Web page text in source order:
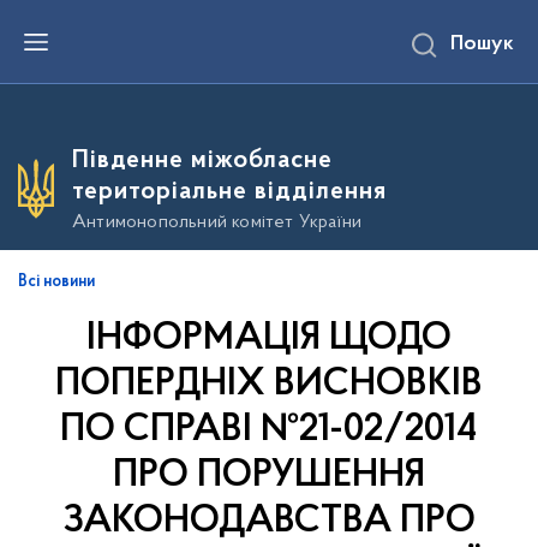
е
о
о
в
Пошук
Південне міжобласне
територіальне відділення
Антимонопольний комітет України
Всі новини
ІНФОРМАЦІЯ ЩОДО
ПОПЕРДНІХ ВИСНОВКІВ
ПО СПРАВІ №21-02/2014
ПРО ПОРУШЕННЯ
ЗАКОНОДАВСТВА ПРО